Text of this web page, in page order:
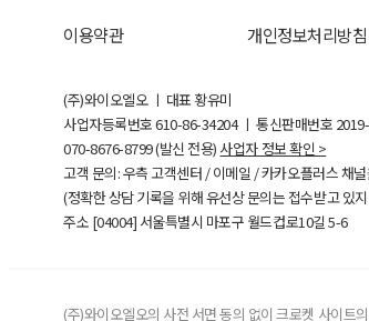
이용약관 개인정보처리방침
(주)와이오엘오 ㅣ 대표 황유미
사업자등록번호610-86-34204ㅣ 통신판매번호
070-8676-8799 (발신 전용) 사업자 정보 확인 >
고객 문의: 우측 고객센터 / 이메일 / 카카오플러스 채
(정확한 상담 기록을 위해 유선상 문의는 접수받고 있
주소 [04004] 서울특별시 마포구 월드컵로10길5-6
(주)와이오엘오의 사전 서면 동의 없이 크로켓 사이트